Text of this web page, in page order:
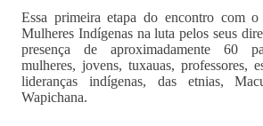
Essa primeira etapa do encontro com
Mulheres Indígenas na luta pelos seus
presença de aproximadamente 60
mulheres, jovens, tuxauas, professores,
lideranças indígenas, das etnias,
Wapichana.